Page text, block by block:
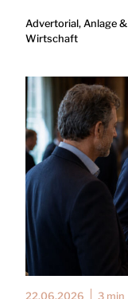
Advertorial, Anlage
Wirtschaft
22.06.2026 3 min